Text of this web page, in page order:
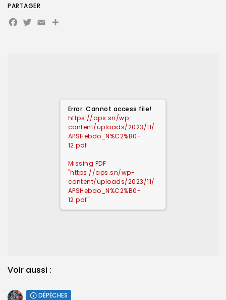
Error: Cannot access file!
https://aps.sn/wp-
content/uploads/2023/11/
APSHebdo_N%C2%B0-
12.pdf
Missing PDF
"https://aps.sn/wp-
content/uploads/2023/11/
APSHebdo_N%C2%B0-
12.pdf".
Voir aussi :
DÉPÊCHES
PARTAGER
Facebook
Twitter
EmailPartager